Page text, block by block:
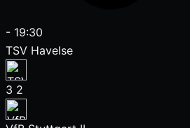
- 19:30
TSV Havelse
3 2